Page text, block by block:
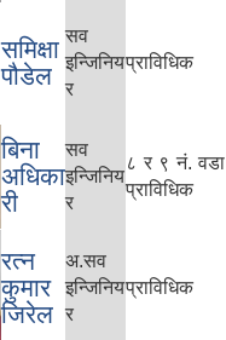
समिक्षा
पौडेल
सव
इन्जिनिय
र
प्राविधिक
बिना
अधिका
री
सव
इन्जिनिय
र
८ र ९ नं. वडा
प्राविधिक
रत्न
कुमार
जिरेल
अ.सव
इन्जिनिय
र
प्राविधिक